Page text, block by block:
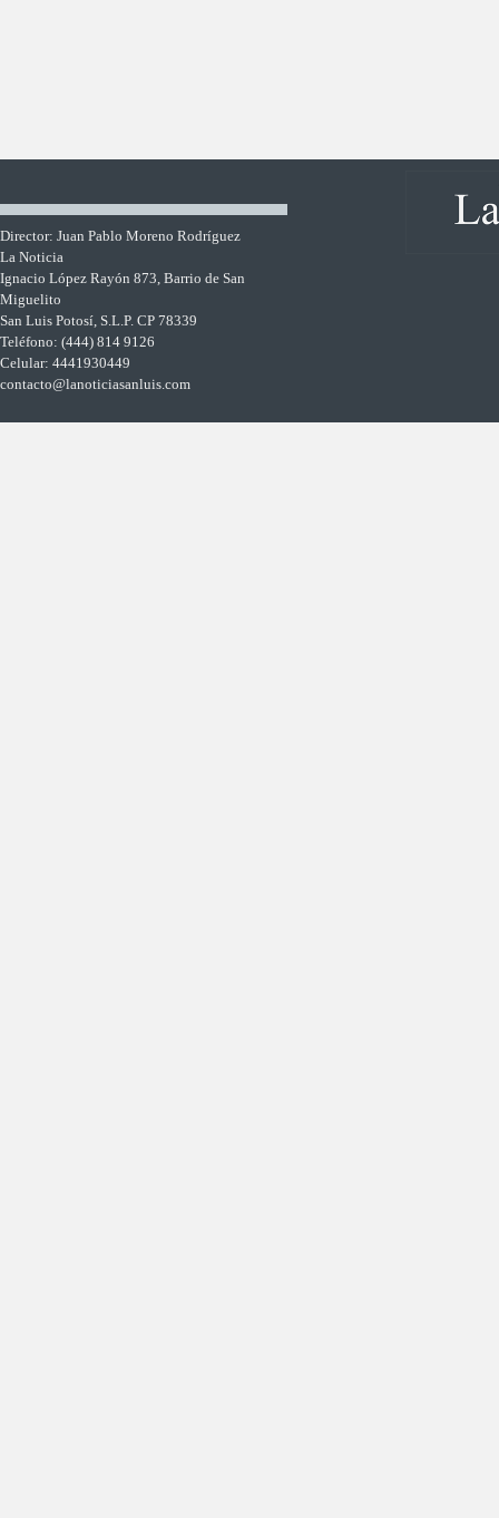
Director: Juan Pablo Moreno Rodríguez
La Noticia
Ignacio López Rayón 873, Barrio de San
Miguelito
San Luis Potosí, S.L.P. CP 78339
Teléfono: (444) 814 9126
Celular: 4441930449
contacto@lanoticiasanluis.com